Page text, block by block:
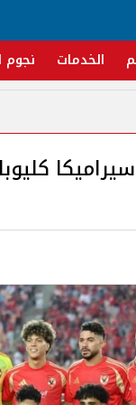
الخدمات نجوم